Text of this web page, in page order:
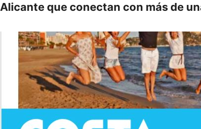
Alicante que conectan con más de